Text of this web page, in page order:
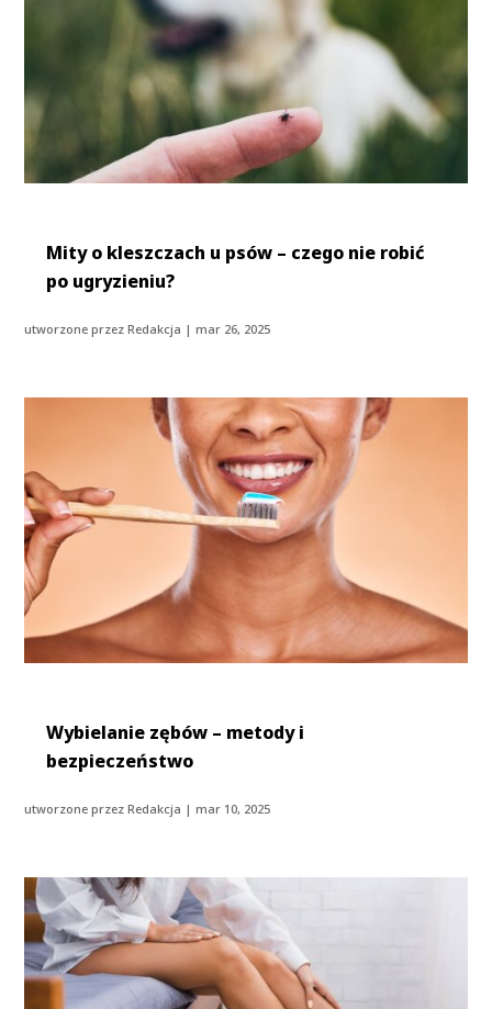
Mity o kleszczach u psów – czego nie robić
po ugryzieniu?
utworzone przezRedakcja |mar 26, 2025
Wybielanie zębów – metody i
bezpieczeństwo
utworzone przezRedakcja |mar 10, 2025